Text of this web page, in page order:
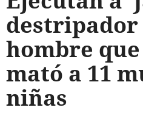
hombre
mató a 11
niñas